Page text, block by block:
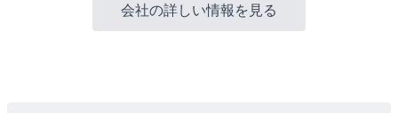
会社の詳しい情報を見る